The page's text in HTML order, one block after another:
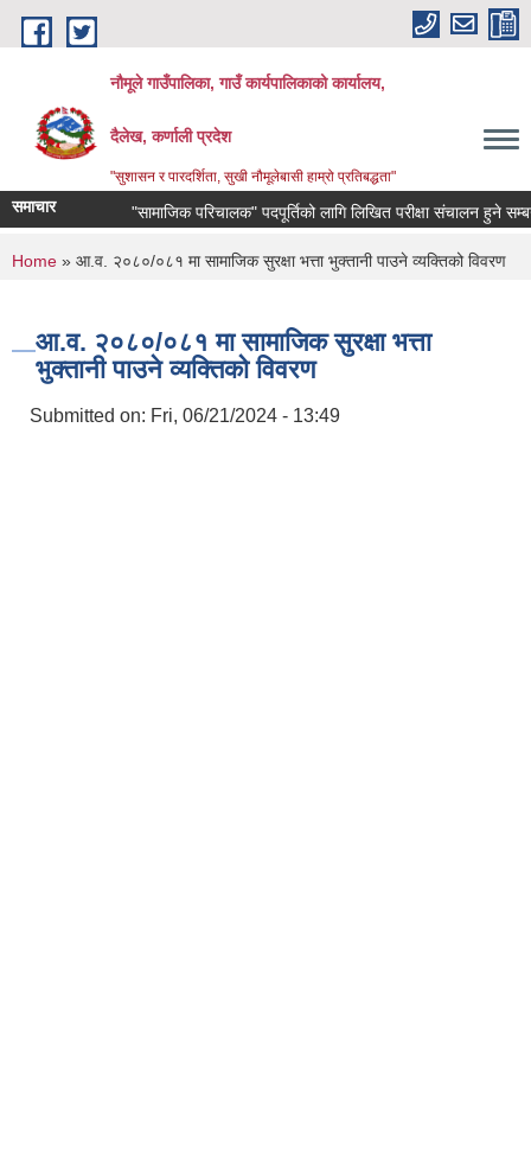
Skip to main content
नौमूले गाउँपालिका, गाउँ कार्यपालिकाको कार्यालय,
दैलेख, कर्णाली प्रदेश
"सुशासन र पारदर्शिता, सुखी नौमूलेबासी हाम्रो प्रतिबद्धता"
समाचार "सामाजिक परिचालक" पदपूर्तिको लागि लिखित परीक्षा संचालन हुने सम्बन्धी
You are here
Home » आ.व. २०८०/०८१ मा सामाजिक सुरक्षा भत्ता भुक्तानी पाउने व्यक्तिको विवरण
आ.व. २०८०/०८१ मा सामाजिक सुरक्षा भत्ता
भुक्तानी पाउने व्यक्तिको विवरण
Submitted on: Fri, 06/21/2024 - 13:49